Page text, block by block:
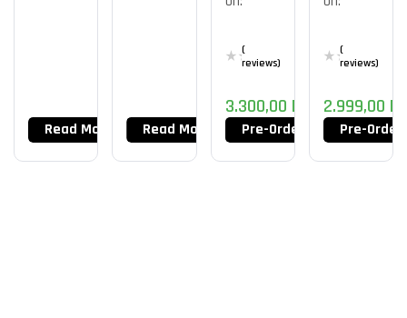
Read More Read More
(
reviews)
3.300,00 DT
Pre-Order Now
X+
(
reviews)
2.999,00 DT
Pre-Order